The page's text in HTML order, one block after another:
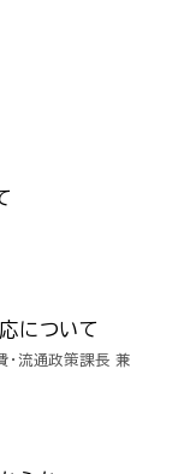
について
・流通政策課長 兼